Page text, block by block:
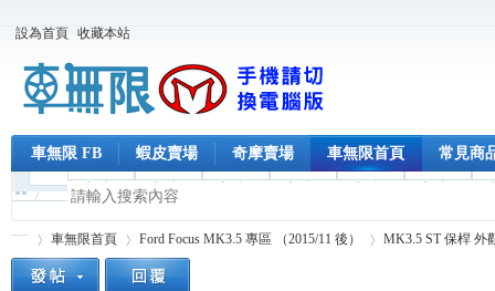
設為首頁 收藏本站
車無限 FB 蝦皮賣場 奇摩賣場 車無限首頁 常見商
車無限首頁 Ford Focus MK3.5 專區 （2015/11 後） MK3.5 ST 保桿 外